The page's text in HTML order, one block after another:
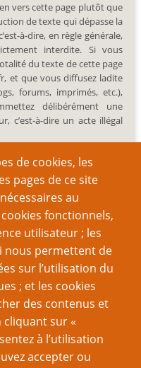
de cookies, les
pages de ce site
au
fonctionnels,
utilisateur ; les
nous permettent de
sur l’utilisation du
; et les cookies
des contenus et
cliquant sur «
à l’utilisation
accepter ou
vers cette page plutôt que
de texte qui dépasse la
à-dire, en règle générale,
interdite. Si vous
du texte de cette page
et que vous diffusez ladite
forums, imprimés, etc.),
délibérément une
c’est-à-dire un acte illégal